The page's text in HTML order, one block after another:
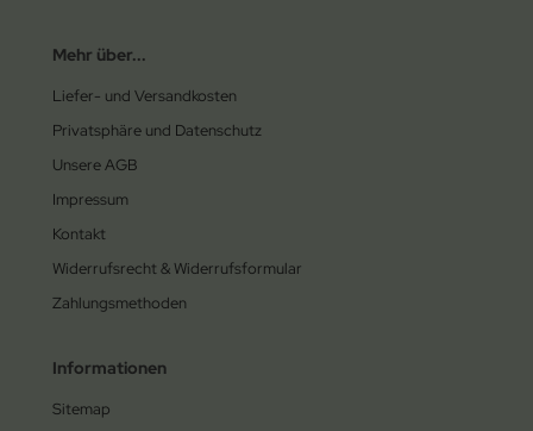
Mehr über...
Liefer- und Versandkosten
Privatsphäre und Datenschutz
Unsere AGB
Impressum
Kontakt
Widerrufsrecht & Widerrufsformular
Zahlungsmethoden
Informationen
Sitemap